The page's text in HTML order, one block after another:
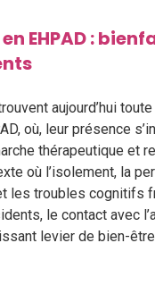
EHPAD :
aujourd’hui
où, leur présence
thérapeutique et
où l’isolement, la
les troubles cognitifs
le contact avec
levier de bien-